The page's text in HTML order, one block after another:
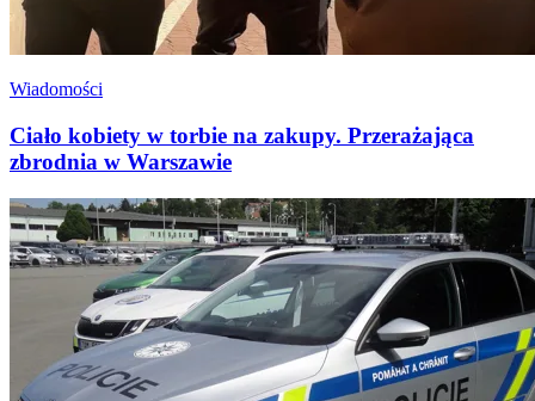
Wiadomości
Ciało kobiety w torbie na zakupy. Przerażająca
zbrodnia w Warszawie